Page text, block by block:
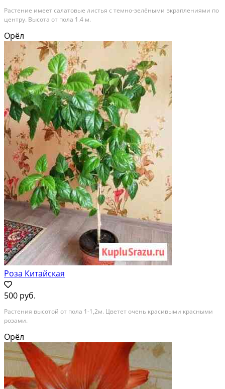
Растение имеет салатовые листья с темно-зелёными вкраплениями по
центру. Высота от пола 1.4 м.
Орёл
Роза Китайская
500 руб.
Растения высотой от пола 1-1,2м. Цветет очень красивыми красными
розами.
Орёл